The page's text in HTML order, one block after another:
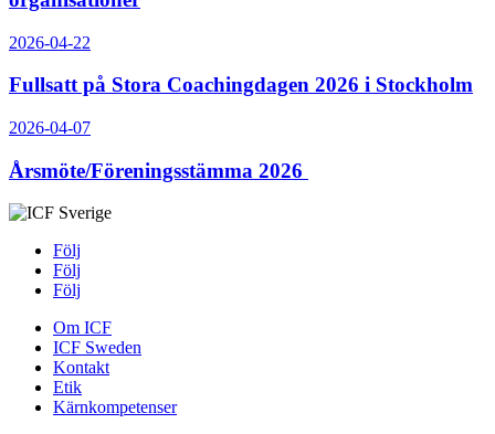
2026-04-22
Fullsatt på Stora Coachingdagen 2026 i Stockholm
2026-04-07
Årsmöte/Föreningsstämma 2026
Följ
Följ
Följ
Om ICF
ICF Sweden
Kontakt
Etik
Kärnkompetenser